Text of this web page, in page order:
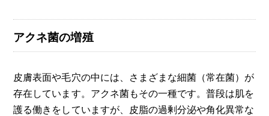
アクネ菌の増殖
皮膚表面や毛穴の中には、さまざまな細菌（常在菌）が
存在しています。アクネ菌もその一種です。普段は肌を
護る働きをしていますが、皮脂の過剰分泌や角化異常な